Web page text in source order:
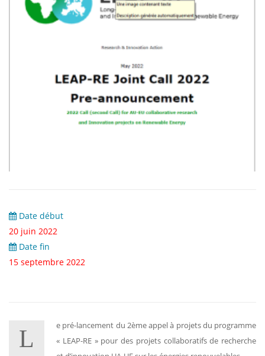
Date début
20 juin 2022
Date fin
15 septembre 2022
L
e pré-lancement du 2ème appel à projets du programme
« LEAP-RE » pour des projets collaboratifs de recherche